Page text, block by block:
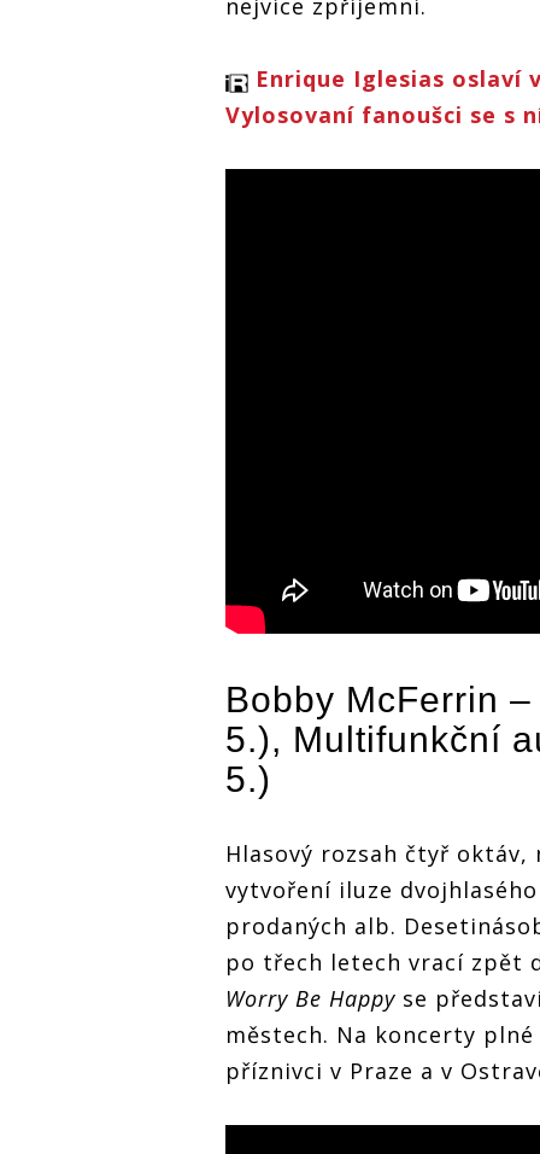
nejvíce zpříjemní.
Enrique Iglesias oslaví
Vylosovaní fanoušci se s
Bobby McFerrin –
5.), Multifunkční
5.)
Hlasový rozsah čtyř
vytvoření iluze
prodaných alb.
po třech letech vrací zpět
Worry Be Happy se
městech. Na koncerty
příznivci v Praze a v